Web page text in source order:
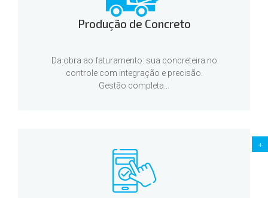
Produção de Concreto
Da obra ao faturamento: sua concreteira no
controle com integração e precisão.
Gestão completa...
+